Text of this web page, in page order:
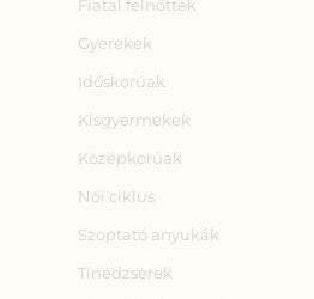
Fiatal felnőttek
Gyerekek
Időskorúak
Kisgyermekek
Középkorúak
Női ciklus
Szoptató anyukák
Tinédzserek